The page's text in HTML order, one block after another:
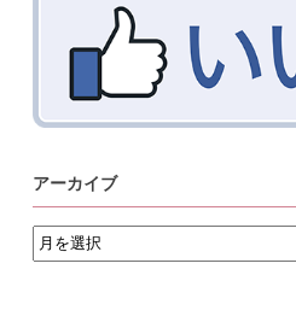
アーカイブ
ア
ー
カ